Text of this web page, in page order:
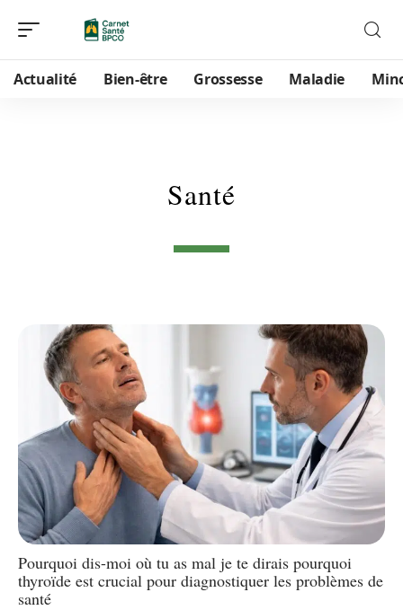
Actualité Bien-être Grossesse Maladie
Santé
Pourquoi dis-moi où tu as mal je te dirais pourquoi
thyroïde est crucial pour diagnostiquer les problèmes de
santé